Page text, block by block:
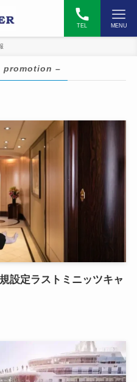
TEL MENU
promotion –
設定ラストミニッツキャ